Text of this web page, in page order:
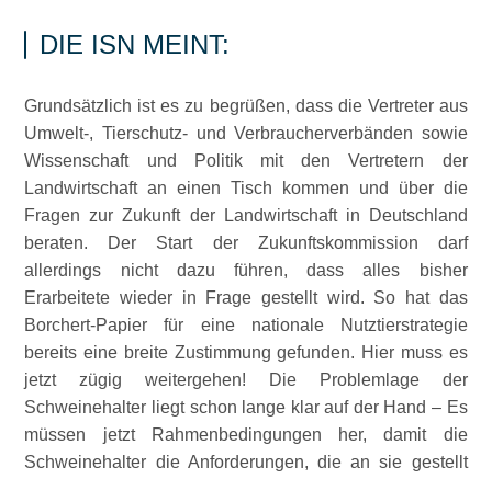
DIE ISN MEINT:
Grundsätzlich ist es zu begrüßen, dass die Vertreter aus
Umwelt-, Tierschutz- und Verbraucherverbänden sowie
Wissenschaft und Politik mit den Vertretern der
Landwirtschaft an einen Tisch kommen und über die
Fragen zur Zukunft der Landwirtschaft in Deutschland
beraten. Der Start der Zukunftskommission darf
allerdings nicht dazu führen, dass alles bisher
Erarbeitete wieder in Frage gestellt wird. So hat das
Borchert-Papier für eine nationale Nutztierstrategie
bereits eine breite Zustimmung gefunden. Hier muss es
jetzt zügig weitergehen! Die Problemlage der
Schweinehalter liegt schon lange klar auf der Hand – Es
müssen jetzt Rahmenbedingungen her, damit die
Schweinehalter die Anforderungen, die an sie gestellt